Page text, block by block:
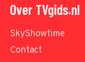
Over TVgids.nl
SkyShowtime
Contact